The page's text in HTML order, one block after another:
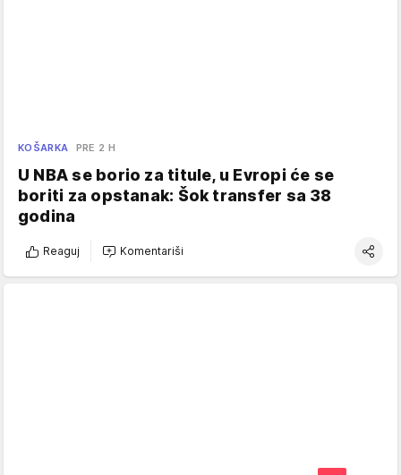
KOŠARKA PRE 2 H
U NBA se borio za titule, u Evropi će se
boriti za opstanak: Šok transfer sa 38
godina
Reaguj Komentariši